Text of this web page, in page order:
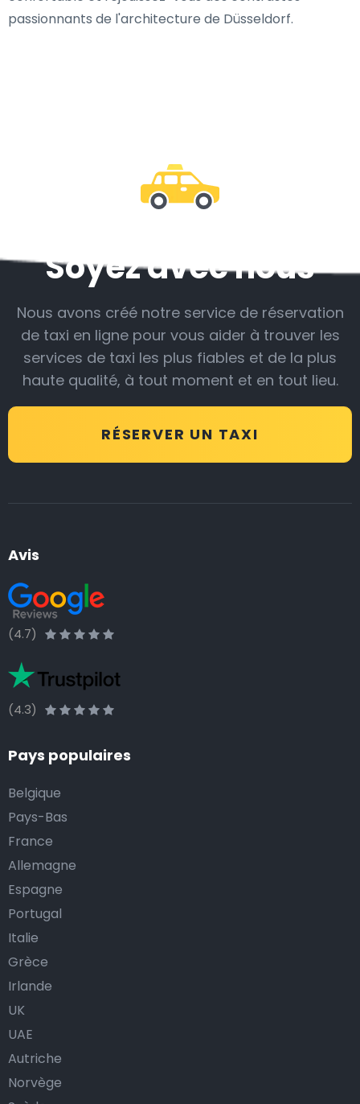
passionnants de l'architecture de Düsseldorf.
Soyez avec nous
Nous avons créé notre service de réservation
de taxi en ligne pour vous aider à trouver les
services de taxi les plus fiables et de la plus
haute qualité, à tout moment et en tout lieu.
RÉSERVER UN TAXI
Avis
(4.7)
(4.3)
Pays populaires
Belgique
Pays-Bas
France
Allemagne
Espagne
Portugal
Italie
Grèce
Irlande
UK
UAE
Autriche
Norvège